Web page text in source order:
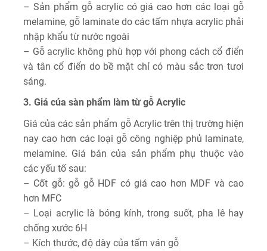
– Sản phẩm gỗ acrylic có giá cao hơn các loại gỗ
melamine, gỗ laminate do các tấm nhựa acrylic phải
nhập khẩu từ nước ngoài
– Gỗ acrylic không phù hợp với phong cách cổ điển
và tân cổ điển do bề mặt chỉ có màu sắc trơn tươi
sáng.
3. Giá của sàn phẩm làm từ gỗ Acrylic
Giá của các sản phẩm gỗ Acrylic trên thị trường hiện
nay cao hơn các loại gỗ công nghiệp phủ laminate,
melamine. Giá bán của sản phẩm phụ thuộc vào
các yếu tố sau:
– Cốt gỗ: gỗ gỗ HDF có giá cao hơn MDF và cao
hơn MFC
– Loại acrylic là bóng kính, trong suốt, pha lê hay
chống xước 6H
– Kích thước, độ dày của tấm ván gỗ